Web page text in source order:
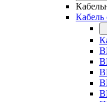
Кабель